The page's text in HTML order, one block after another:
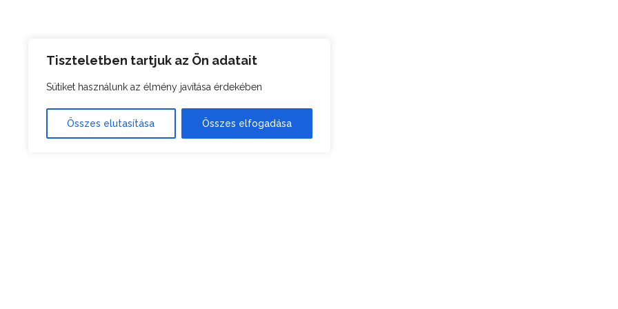
Tiszteletben tartjuk az Ön adatait
Sütiket használunk az élmény javítása érdekében
Összes elutasítása Összes elfogadása